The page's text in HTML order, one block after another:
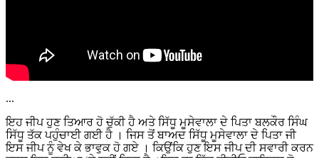
...
ਇਹ ਜੀਪ ਹੁਣ ਤਿਆਰ ਹੋ ਚੁੱਕੀ ਹੈ ਅਤੇ ਸਿੱਧੂ ਮੂਸੇਵਾਲਾ ਦੇ ਪਿਤਾ ਬਲਕੌਰ ਸਿੰਘ
ਸਿੱਧੂ ਤੱਕ ਪਹੁੰਚਾਈ ਗਈ ਹੈ । ਜਿਸ ਤੋਂ ਬਾਅਦ ਸਿੱਧੂ ਮੂਸੇਵਾਲਾ ਦੇ ਪਿਤਾ ਜੀ
ਇਸ ਜੀਪ ਨੂੰ ਵੇਖ ਕੇ ਭਾਵੁਕ ਹੋ ਗਏ । ਕਿਉਂਕਿ ਹੁਣ ਇਸ ਜੀਪ ਦੀ ਸਵਾਰੀ ਕਰਨ